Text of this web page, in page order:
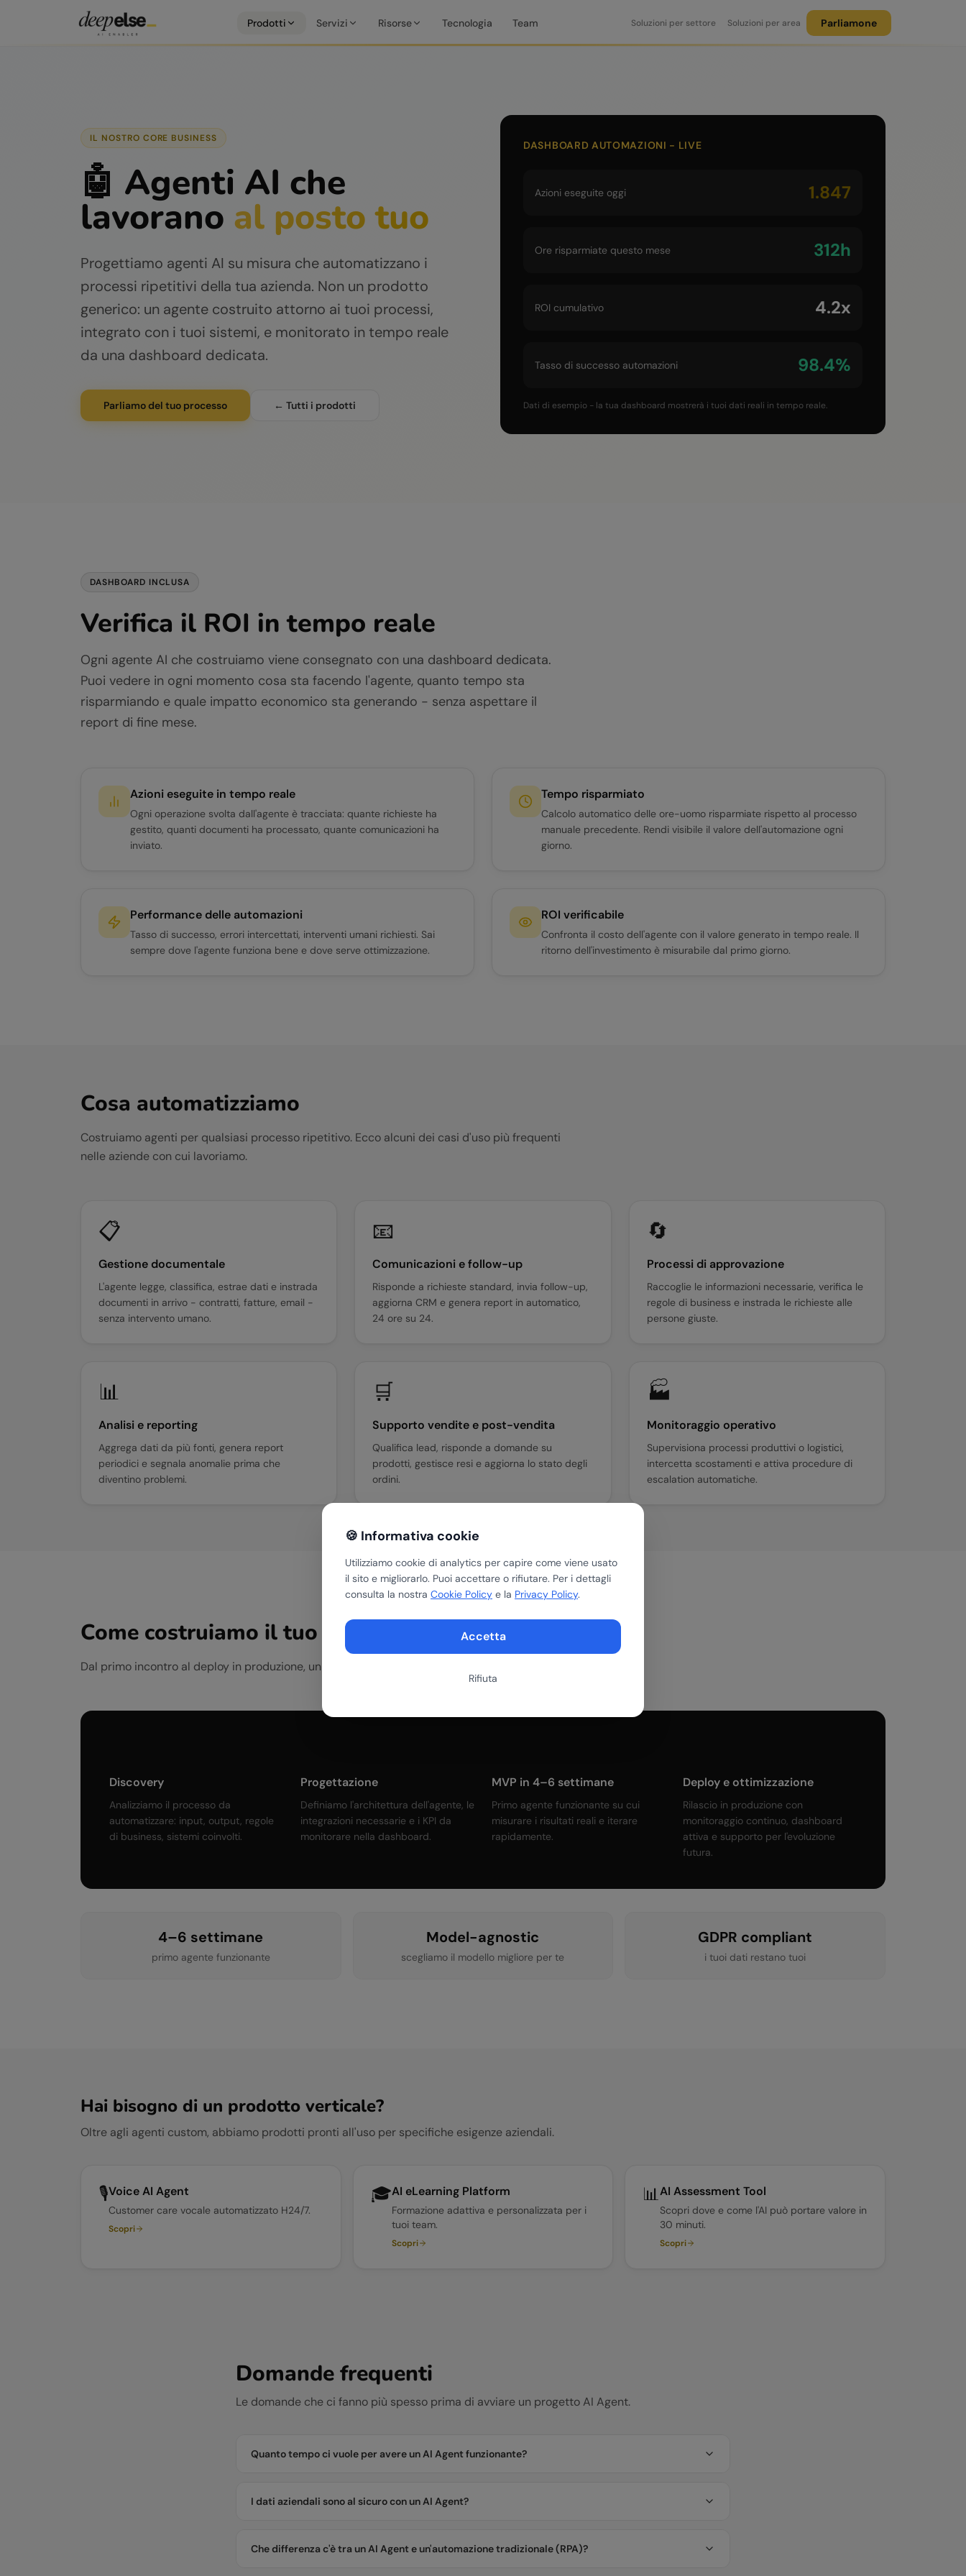
🍪 Informativa cookie
Utilizziamo cookie di analytics per capire come viene usato
il sito e migliorarlo. Puoi accettare o rifiutare. Per i dettagli
consulta la nostra Cookie Policy e la Privacy Policy.
Accetta
Rifiuta
Prodotti Servizi Risorse Tecnologia Team Soluzioni per settore Soluzioni per area Parliamone
IL NOSTRO CORE BUSINESS
🤖 Agenti AI che
lavorano al posto tuo
Progettiamo agenti AI su misura che automatizzano i
processi ripetitivi della tua azienda. Non un prodotto
generico: un agente costruito attorno ai tuoi processi,
integrato con i tuoi sistemi, e monitorato in tempo reale
da una dashboard dedicata.
Parliamo del tuo processo ← Tutti i prodotti
DASHBOARD AUTOMAZIONI - LIVE
Azioni eseguite oggi 1.847
Ore risparmiate questo mese 312h
ROI cumulativo 4.2x
Tasso di successo automazioni 98.4%
Dati di esempio - la tua dashboard mostrerà i tuoi dati reali in tempo reale.
DASHBOARD INCLUSA
Verifica il ROI in tempo reale
Ogni agente AI che costruiamo viene consegnato con una dashboard dedicata.
Puoi vedere in ogni momento cosa sta facendo l'agente, quanto tempo sta
risparmiando e quale impatto economico sta generando - senza aspettare il
report di fine mese.
Azioni eseguite in tempo reale
Ogni operazione svolta dall'agente è tracciata: quante richieste ha
gestito, quanti documenti ha processato, quante comunicazioni ha
inviato.
Tempo risparmiato
Calcolo automatico delle ore-uomo risparmiate rispetto al processo
manuale precedente. Rendi visibile il valore dell'automazione ogni
giorno.
Performance delle automazioni
Tasso di successo, errori intercettati, interventi umani richiesti. Sai
sempre dove l'agente funziona bene e dove serve ottimizzazione.
ROI verificabile
Confronta il costo dell'agente con il valore generato in tempo reale. Il
ritorno dell'investimento è misurabile dal primo giorno.
Cosa automatizziamo
Costruiamo agenti per qualsiasi processo ripetitivo. Ecco alcuni dei casi d'uso più frequenti
nelle aziende con cui lavoriamo.
📋
Gestione documentale
L'agente legge, classifica, estrae dati e instrada
documenti in arrivo - contratti, fatture, email -
senza intervento umano.
📧
Comunicazioni e follow-up
Risponde a richieste standard, invia follow-up,
aggiorna CRM e genera report in automatico,
24 ore su 24.
🔄
Processi di approvazione
Raccoglie le informazioni necessarie, verifica le
regole di business e instrada le richieste alle
persone giuste.
📊
Analisi e reporting
Aggrega dati da più fonti, genera report
periodici e segnala anomalie prima che
diventino problemi.
🛒
Supporto vendite e post-vendita
Qualifica lead, risponde a domande su
prodotti, gestisce resi e aggiorna lo stato degli
ordini.
🏭
Monitoraggio operativo
Supervisiona processi produttivi o logistici,
intercetta scostamenti e attiva procedure di
escalation automatiche.
Come costruiamo il tuo agente
Dal primo incontro al deploy in produzione, un processo strutturato e senza sorprese.
Discovery
Analizziamo il processo da
automatizzare: input, output, regole
di business, sistemi coinvolti.
Progettazione
Definiamo l'architettura dell'agente, le
integrazioni necessarie e i KPI da
monitorare nella dashboard.
MVP in 4–6 settimane
Primo agente funzionante su cui
misurare i risultati reali e iterare
rapidamente.
Deploy e ottimizzazione
Rilascio in produzione con
monitoraggio continuo, dashboard
attiva e supporto per l'evoluzione
futura.
4–6 settimane
primo agente funzionante
Model-agnostic
scegliamo il modello migliore per te
GDPR compliant
i tuoi dati restano tuoi
Hai bisogno di un prodotto verticale?
Oltre agli agenti custom, abbiamo prodotti pronti all'uso per specifiche esigenze aziendali.
🎙️Voice AI Agent
Customer care vocale automatizzato H24/7.
Scopri
🎓AI eLearning Platform
Formazione adattiva e personalizzata per i
tuoi team.
Scopri
📊AI Assessment Tool
Scopri dove e come l'AI può portare valore in
30 minuti.
Scopri
Domande frequenti
Le domande che ci fanno più spesso prima di avviare un progetto AI Agent.
Quanto tempo ci vuole per avere un AI Agent funzionante?
I dati aziendali sono al sicuro con un AI Agent?
Che differenza c'è tra un AI Agent e un'automazione tradizionale (RPA)?